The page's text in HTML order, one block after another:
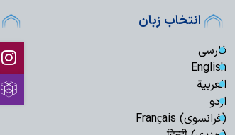
قلم اصحاب رسانه، «سنگری برای
امام سجاد(ع) در احیای حقیقت
پس از عاشورا، نقشی تاریخی و اساسی…
گوشی خبرنگاران در جنگ اخیر، سلاحی
انتخاب زبان
فارسی
English
العربیة
اردو
(فرانسوی) Français